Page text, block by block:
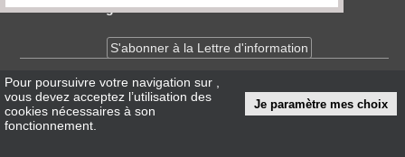
Devenir délégué
S'abonner à la Lettre d'information
InfosCNIL/RGPD
Conditions Générales d'Utilisation
Pour poursuivre votre navigation sur
vous devez acceptez l’utilisation des
cookies nécessaires à son
fonctionnement.
Je paramètre mes choix